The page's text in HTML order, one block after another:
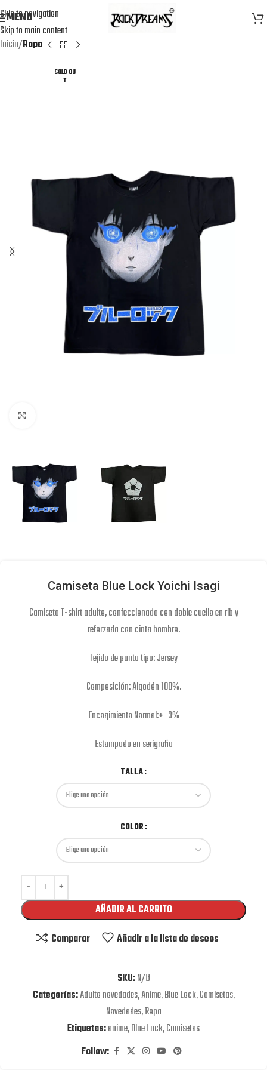
Skip to navigation
Skip to main content
MENU
Inicio Ropa
SOLD OU
T
Camiseta Blue Lock Yoichi Isagi
Camiseta T-shirt adulto, confeccionada con doble cuello en rib y
reforzada con cinta hombro.
Tejido de punto tipo: Jersey
Composición: Algodón 100%.
Encogimiento Normal:+- 3%
Estampado en serigrafia
TALLA
COLOR
AÑADIR AL CARRITO
Comparar
Añadir a la lista de deseos
SKU:N/D
Categorías:Adulto novedades,Anime,Blue Lock,Camisetas,
Novedades,Ropa
Etiquetas:anime,Blue Lock,Camisetas
Follow: